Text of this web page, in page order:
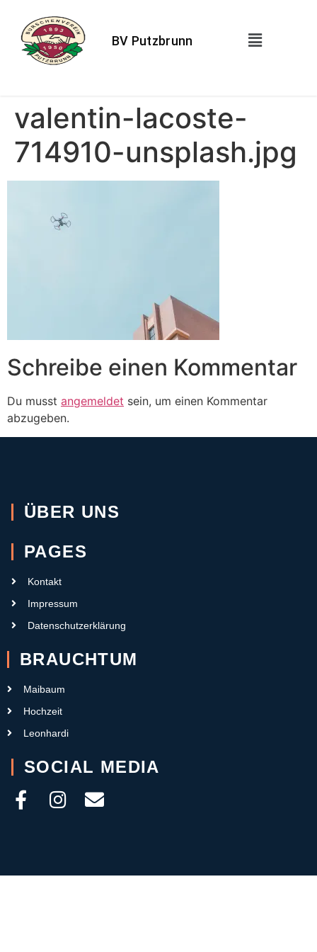
BV Putzbrunn
valentin-lacoste-
714910-unsplash.jpg
Schreibe einen Kommentar
Du musst angemeldet sein, um einen Kommentar
abzugeben.
ÜBER UNS
PAGES
Kontakt
Impressum
Datenschutzerklärung
BRAUCHTUM
Maibaum
Hochzeit
Leonhardi
SOCIAL MEDIA